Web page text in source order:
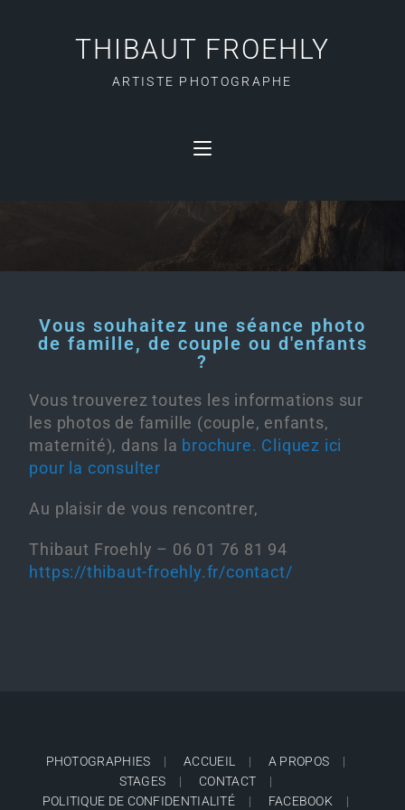
THIBAUT FROEHLY
ARTISTE PHOTOGRAPHE
PHOTOGRAPHIES DE
Vous souhaitez une séance photo
de famille, de couple ou d'enfants
?
Vous trouverez toutes les informations sur
les photos de famille (couple, enfants,
maternité), dans la brochure. Cliquez ici
pour la consulter
Au plaisir de vous rencontrer,
Thibaut Froehly – 06 01 76 81 94
https://thibaut-froehly.fr/contact/
PHOTOGRAPHIES ACCUEIL
A PROPOS
STAGES
CONTACT
POLITIQUE DE CONFIDENTIALITÉ
FACEBOOK